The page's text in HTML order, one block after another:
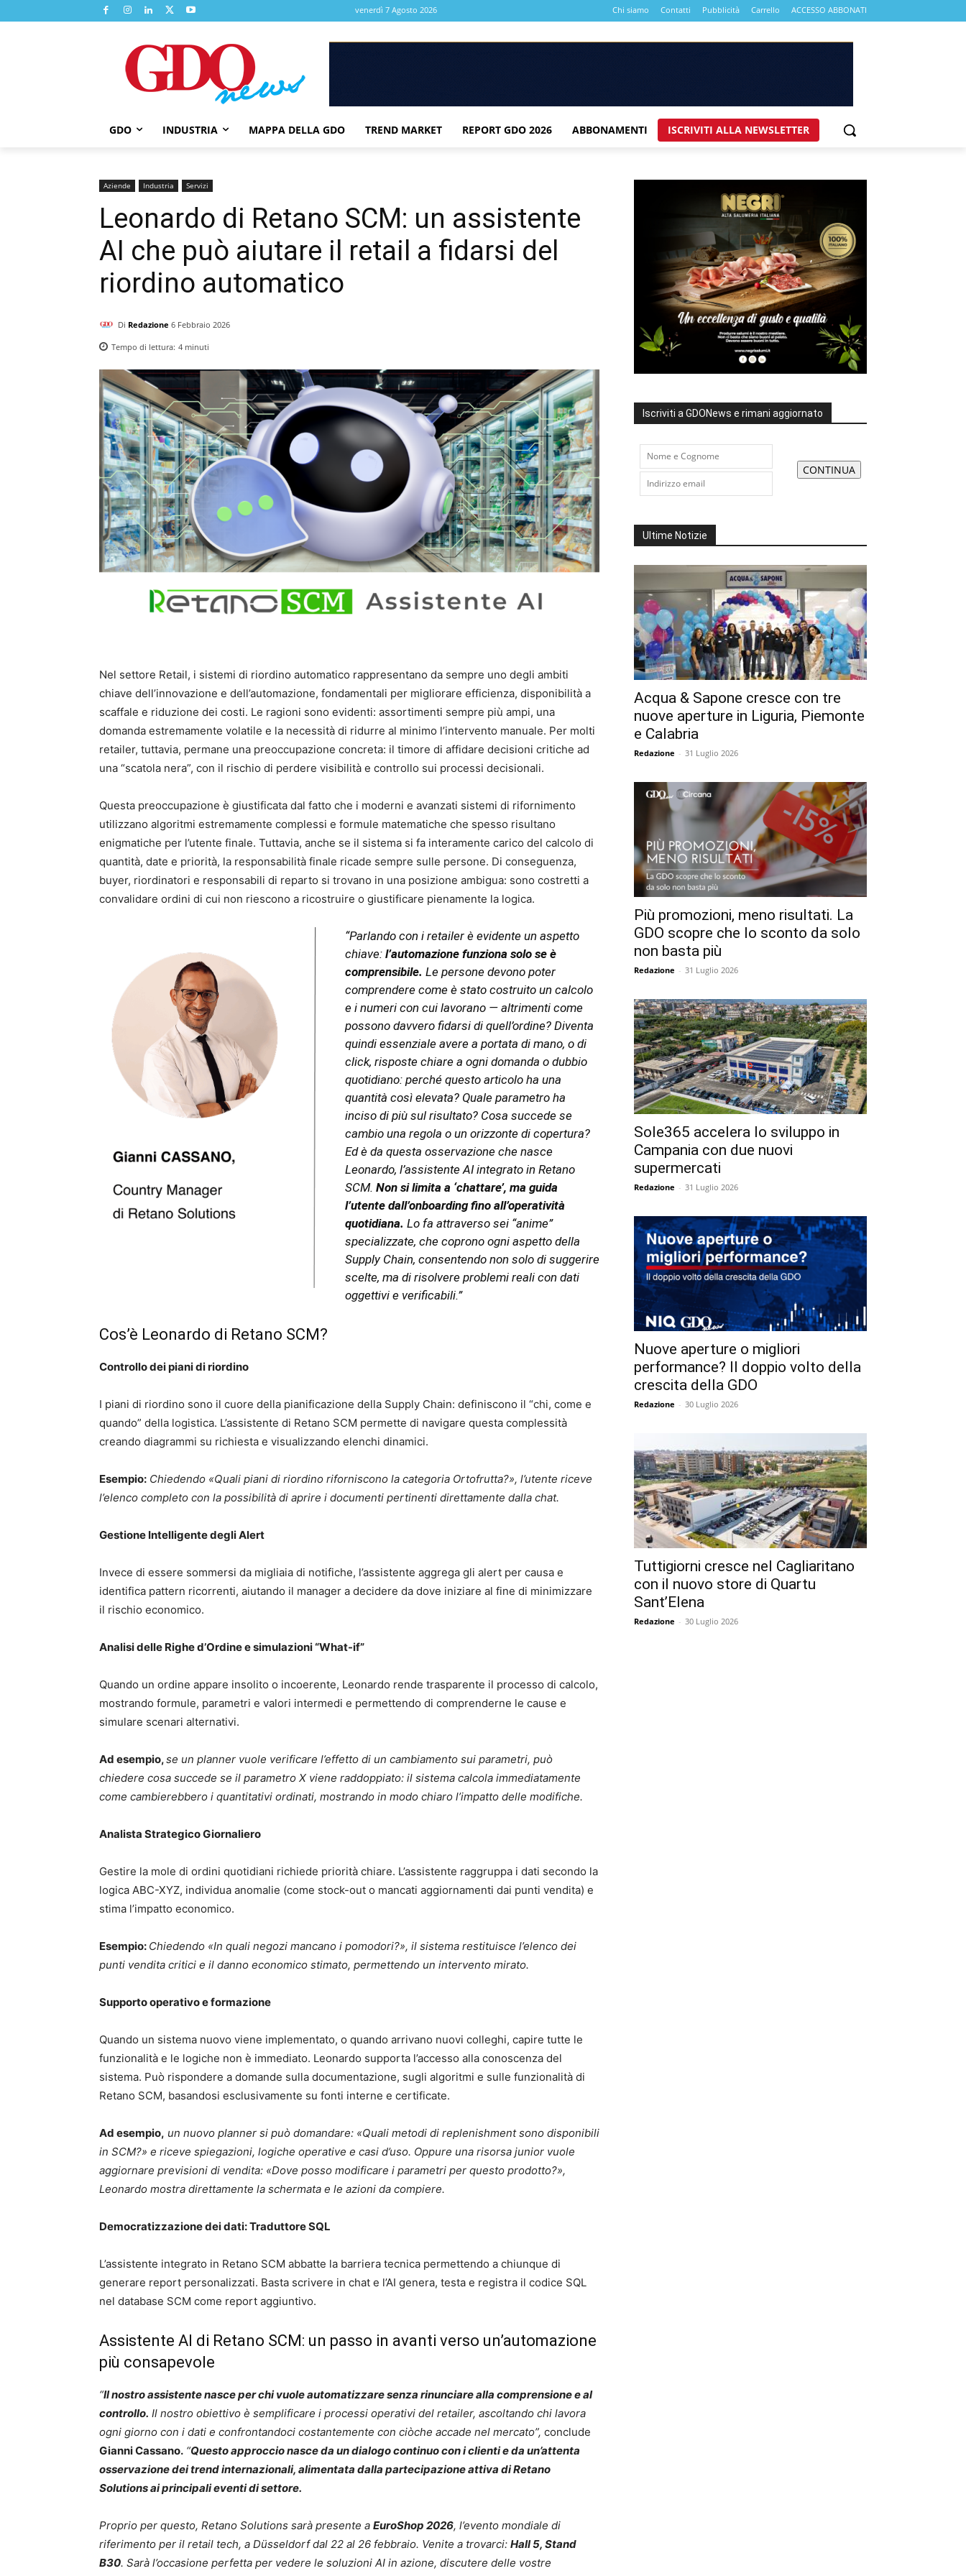
venerdì 7 Agosto 2026 Chi siamo Contatti Pubblicità Carrello ACCESSO ABBONATI
GDO INDUSTRIA MAPPA DELLA GDO TREND MARKET REPORT GDO 2026 ABBONAMENTI ISCRIVITI ALLA NEWSLETTER
Aziende Industria Servizi
Leonardo di Retano SCM: un assistente
AI che può aiutare il retail a fidarsi del
riordino automatico
Di Redazione 6 Febbraio 2026
Tempo di lettura: 4 minuti
Nel settore Retail, i sistemi di riordino automatico rappresentano da sempre uno degli ambiti
chiave dell’innovazione e dell’automazione, fondamentali per migliorare efficienza, disponibilità a
scaffale e riduzione dei costi. Le ragioni sono evidenti: assortimenti sempre più ampi, una
domanda estremamente volatile e la necessità di ridurre al minimo l’intervento manuale. Per molti
retailer, tuttavia, permane una preoccupazione concreta: il timore di affidare decisioni critiche ad
una “scatola nera”, con il rischio di perdere visibilità e controllo sui processi decisionali.
Questa preoccupazione è giustificata dal fatto che i moderni e avanzati sistemi di rifornimento
utilizzano algoritmi estremamente complessi e formule matematiche che spesso risultano
enigmatiche per l’utente finale. Tuttavia, anche se il sistema si fa interamente carico del calcolo di
quantità, date e priorità, la responsabilità finale ricade sempre sulle persone. Di conseguenza,
buyer, riordinatori e responsabili di reparto si trovano in una posizione ambigua: sono costretti a
convalidare ordini di cui non riescono a ricostruire o giustificare pienamente la logica.
“Parlando con i retailer è evidente un aspetto
chiave: l’automazione funziona solo se è
comprensibile. Le persone devono poter
comprendere come è stato costruito un calcolo
e i numeri con cui lavorano — altrimenti come
possono davvero fidarsi di quell’ordine? Diventa
quindi essenziale avere a portata di mano, o di
click, risposte chiare a ogni domanda o dubbio
quotidiano: perché questo articolo ha una
quantità così elevata? Quale parametro ha
inciso di più sul risultato? Cosa succede se
cambio una regola o un orizzonte di copertura?
Ed è da questa osservazione che nasce
Leonardo, l’assistente AI integrato in Retano
SCM. Non si limita a ‘chattare’, ma guida
l’utente dall’onboarding fino all’operatività
quotidiana. Lo fa attraverso sei “anime”
specializzate, che coprono ogni aspetto della
Supply Chain, consentendo non solo di suggerire
scelte, ma di risolvere problemi reali con dati
oggettivi e verificabili.”
Cos’è Leonardo di Retano SCM?
Controllo dei piani di riordino
I piani di riordino sono il cuore della pianificazione della Supply Chain: definiscono il “chi, come e
quando” della logistica. L’assistente di Retano SCM permette di navigare questa complessità
creando diagrammi su richiesta e visualizzando elenchi dinamici.
Esempio: Chiedendo «Quali piani di riordino riforniscono la categoria Ortofrutta?», l’utente riceve
l’elenco completo con la possibilità di aprire i documenti pertinenti direttamente dalla chat.
Gestione Intelligente degli Alert
Invece di essere sommersi da migliaia di notifiche, l’assistente aggrega gli alert per causa e
identifica pattern ricorrenti, aiutando il manager a decidere da dove iniziare al fine di minimizzare
il rischio economico.
Analisi delle Righe d’Ordine e simulazioni “What-if”
Quando un ordine appare insolito o incoerente, Leonardo rende trasparente il processo di calcolo,
mostrando formule, parametri e valori intermedi e permettendo di comprenderne le cause e
simulare scenari alternativi.
Ad esempio,se un planner vuole verificare l’effetto di un cambiamento sui parametri, può
chiedere cosa succede se il parametro X viene raddoppiato: il sistema calcola immediatamente
come cambierebbero i quantitativi ordinati, mostrando in modo chiaro l’impatto delle modifiche.
Analista Strategico Giornaliero
Gestire la mole di ordini quotidiani richiede priorità chiare. L’assistente raggruppa i dati secondo la
logica ABC-XYZ, individua anomalie (come stock-out o mancati aggiornamenti dai punti vendita) e
stima l’impatto economico.
Esempio: Chiedendo «In quali negozi mancano i pomodori?», il sistema restituisce l’elenco dei
punti vendita critici e il danno economico stimato, permettendo un intervento mirato.
Supporto operativo e formazione
Quando un sistema nuovo viene implementato, o quando arrivano nuovi colleghi, capire tutte le
funzionalità e le logiche non è immediato. Leonardo supporta l’accesso alla conoscenza del
sistema. Può rispondere a domande sulla documentazione, sugli algoritmi e sulle funzionalità di
Retano SCM, basandosi esclusivamente su fonti interne e certificate.
Ad esempio, un nuovo planner si può domandare: «Quali metodi di replenishment sono disponibili
in SCM?» e riceve spiegazioni, logiche operative e casi d’uso. Oppure una risorsa junior vuole
aggiornare previsioni di vendita: «Dove posso modificare i parametri per questo prodotto?»,
Leonardo mostra direttamente la schermata e le azioni da compiere.
Democratizzazione dei dati: Traduttore SQL
L’assistente integrato in Retano SCM abbatte la barriera tecnica permettendo a chiunque di
generare report personalizzati. Basta scrivere in chat e l’AI genera, testa e registra il codice SQL
nel database SCM come report aggiuntivo.
Assistente AI di Retano SCM: un passo in avanti verso un’automazione
più consapevole
“Il nostro assistente nasce per chi vuole automatizzare senza rinunciare alla comprensione e al
controllo. Il nostro obiettivo è semplificare i processi operativi del retailer, ascoltando chi lavora
ogni giorno con i dati e confrontandoci costantemente con ciòche accade nel mercato”, conclude
Gianni Cassano. “Questo approccio nasce da un dialogo continuo con i clienti e da un’attenta
osservazione dei trend internazionali, alimentata dalla partecipazione attiva di Retano
Solutions ai principali eventi di settore.
Proprio per questo, Retano Solutions sarà presente a EuroShop 2026, l’evento mondiale di
riferimento per il retail tech, a Düsseldorf dal 22 al 26 febbraio. Venite a trovarci: Hall 5, Stand
B30. Sarà l’occasione perfetta per vedere le soluzioni AI in azione, discutere delle vostre
Iscriviti a GDONews e rimani aggiornato
Ultime Notizie
Acqua & Sapone cresce con tre
nuove aperture in Liguria, Piemonte
e Calabria
Redazione - 31 Luglio 2026
Più promozioni, meno risultati. La
GDO scopre che lo sconto da solo
non basta più
Redazione - 31 Luglio 2026
Sole365 accelera lo sviluppo in
Campania con due nuovi
supermercati
Redazione - 31 Luglio 2026
Nuove aperture o migliori
performance? Il doppio volto della
crescita della GDO
Redazione - 30 Luglio 2026
Tuttigiorni cresce nel Cagliaritano
con il nuovo store di Quartu
Sant’Elena
Redazione - 30 Luglio 2026